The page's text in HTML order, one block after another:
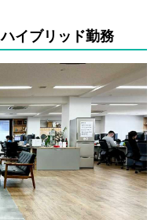
イブリッド勤務